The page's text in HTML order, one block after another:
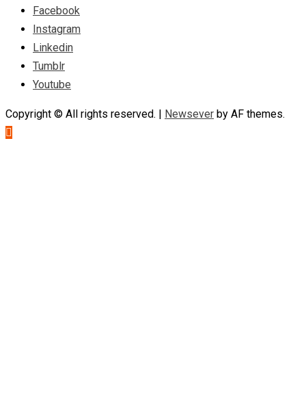
Facebook
Instagram
Linkedin
Tumblr
Youtube
Copyright © All rights reserved. | Newsever by AF themes.